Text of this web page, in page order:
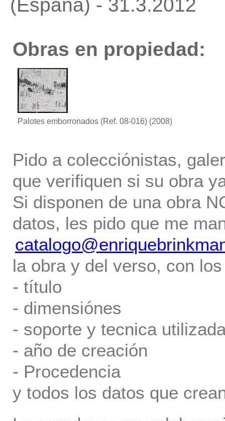
(España) - 31.3.2012
Obras en propiedad:
Palotes emborronados (Ref. 08-016) (2008)
Pido a colecciónistas,
que verifiquen si su obra
Si disponen de una obra
datos, les pido que me
la obra y del verso, con
- título
- dimensiónes
- soporte y tecnica
- año de creación
- Procedencia
y todos los datos que